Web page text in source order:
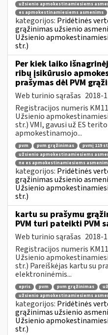
užsienio apmokestinamiesiems
es apmokestinamiesiems asmenims
kategorijos: Pridėtinės
grąžinimas užsienio
Užsienio
str.)
Per kiek laiko
ribų įsikūrusio
prašymas dėl PVM
Web turinio sąrašas 2018-
Registracijos numeris
Užsienio
str.) VMI, gavusi už ES
apmokestinamojo...
pvm pvm grąžinimas pvmį 119
užsienio apmokestinamiesiems
ne es apmokestinamiesiems
kategorijos: Pridėtinės
grąžinimas užsienio
Užsienio
str.)
kartu su prašymu
PVM turi pateikti PVM
Web turinio sąrašas 2018-
Registracijos numeris
Užsienio
str.) Pareiškėjas kartu su
elektroninėmis...
epris pvm pvm grąžinimas
užsienio apmokestinamiesiems
kategorijos: Pridėtinės
grąžinimas užsienio
Užsienio
str.)